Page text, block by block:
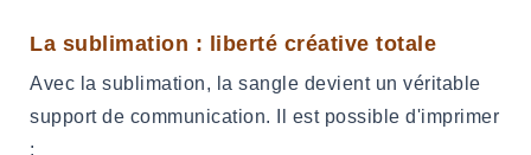
La sublimation : liberté créative totale
Avec la sublimation, la sangle devient un véritable
support de communication. Il est possible d'imprimer
: